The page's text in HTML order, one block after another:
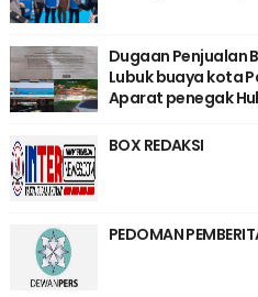
Dugaan Penjualan
Lubuk buaya kota
Aparat penegak
BOX REDAKSI
PEDOMAN